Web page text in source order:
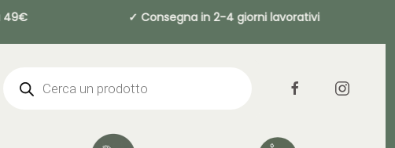
da 49€ ✓ Consegna in 2-4 giorni
search